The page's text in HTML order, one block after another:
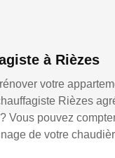
à Rièzes
votre
Rièzes
Vous pouvez
de votre